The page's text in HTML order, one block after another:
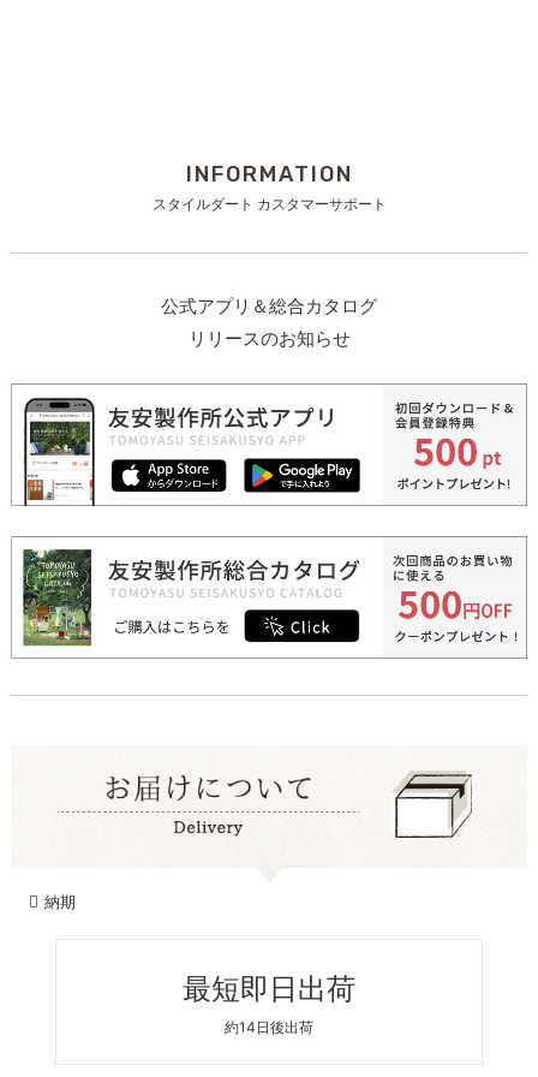
INFORMATION
スタイルダート カスタマーサポート
公式アプリ＆総合カタログ
リリースのお知らせ
納期
最短即日出荷
約14日後出荷